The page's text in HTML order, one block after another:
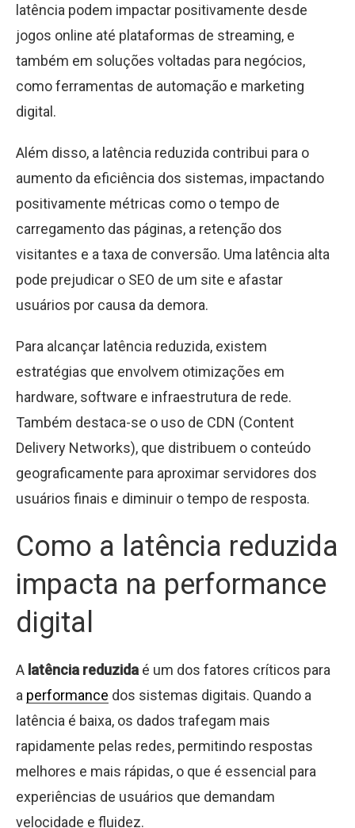
latência podem impactar positivamente desde
jogos online até plataformas de streaming, e
também em soluções voltadas para negócios,
como ferramentas de automação e marketing
digital.
Além disso, a latência reduzida contribui para o
aumento da eficiência dos sistemas, impactando
positivamente métricas como o tempo de
carregamento das páginas, a retenção dos
visitantes e a taxa de conversão. Uma latência alta
pode prejudicar o SEO de um site e afastar
usuários por causa da demora.
Para alcançar latência reduzida, existem
estratégias que envolvem otimizações em
hardware, software e infraestrutura de rede.
Também destaca-se o uso de CDN (Content
Delivery Networks), que distribuem o conteúdo
geograficamente para aproximar servidores dos
usuários finais e diminuir o tempo de resposta.
Como a latência reduzida
impacta na performance
digital
A latência reduzida é um dos fatores críticos para
a performance dos sistemas digitais. Quando a
latência é baixa, os dados trafegam mais
rapidamente pelas redes, permitindo respostas
melhores e mais rápidas, o que é essencial para
experiências de usuários que demandam
velocidade e fluidez.